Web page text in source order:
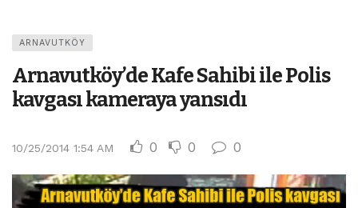
ARNAVUTKÖY
Arnavutköy’de Kafe Sahibi ile Polis
kavgası kameraya yansıdı
10/25/2014 1:54 AM 0 0 0